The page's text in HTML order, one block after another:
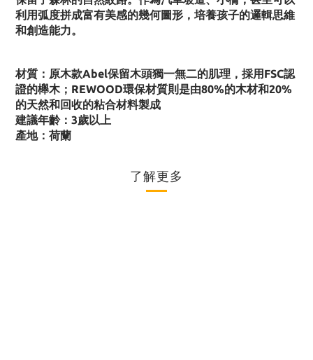
利用弧度拼成富有美感的幾何圖形，培養孩子的邏輯思維
和創造能力。
材質：原木款Abel保留木頭獨一無二的肌理，採用FSC認
證的櫸木；REWOOD環保材質則是由80%的木材和20%
的天然和回收的粘合材料製成
建議年齡：3歲以上
產地：荷蘭
了解更多